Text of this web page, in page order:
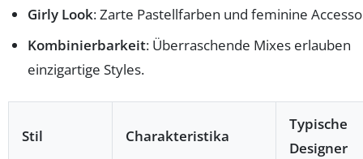
Girly Look: Zarte Pastellfarben und feminine
Kombinierbarkeit: Überraschende Mixes erlauben
einzigartige Styles.
Stil Charakteristika
Typische
Designer